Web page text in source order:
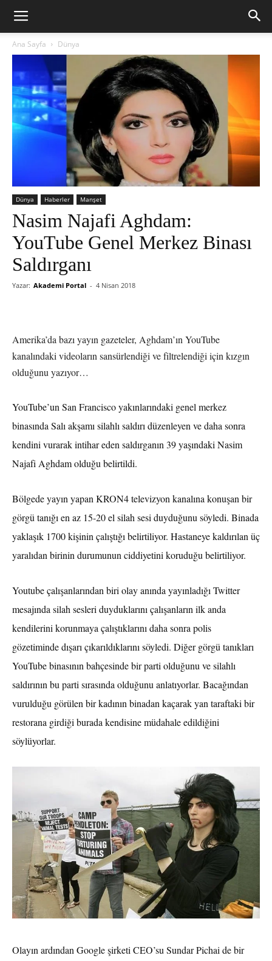
Ana Sayfa Dünya
Dünya Haberler Manşet
Nasim Najafi Aghdam:
YouTube Genel Merkez Binası
Saldırganı
Yazar: Akademi Portal - 4 Nisan 2018
Amerika’da bazı yayın gazeteler, Aghdam’ın YouTube
kanalındaki videoların sansürlendiği ve filtrelendiği için kızgın
olduğunu yazıyor…
YouTube’un San Francisco yakınlarındaki genel merkez
binasında Salı akşamı silahlı saldırı düzenleyen ve daha sonra
kendini vurarak intihar eden saldırganın 39 yaşındaki Nasim
Najafi Aghdam olduğu belirtildi.
Bölgede yayın yapan KRON4 televizyon kanalına konuşan bir
görgü tanığı en az 15-20 el silah sesi duyduğunu söyledi. Binada
yaklaşık 1700 kişinin çalıştığı belirtiliyor. Hastaneye kaldırılan üç
yaralıdan birinin durumunun ciddiyetini koruduğu belirtiliyor.
Youtube çalışanlarından biri olay anında yayınladığı Twitter
mesajında silah sesleri duyduklarını çalışanların ilk anda
kendilerini korunmaya çalıştıklarını daha sonra polis
gözetiminde dışarı çıkarıldıklarını söyledi. Diğer görgü tanıkları
YouTube binasının bahçesinde bir parti olduğunu ve silahlı
saldırının bu parti sırasında olduğunu anlatıyorlar. Bacağından
vurulduğu görülen bir kadının binadan kaçarak yan taraftaki bir
restorana girdiği burada kendisine müdahale edildiğini
söylüyorlar.
Olayın ardından Google şirketi CEO’su Sundar Pichai de bir